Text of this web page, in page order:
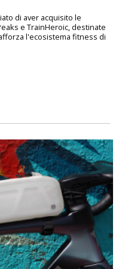
di aver acquisito le
e TrainHeroic, destinate
l'ecosistema fitness di